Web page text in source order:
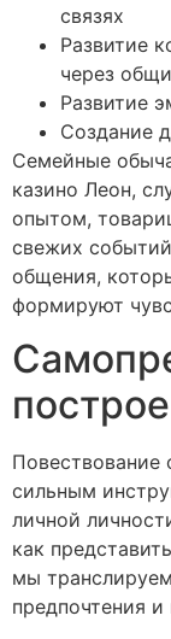
связях
Развитие
через
Развитие
Создание
Семейные
казино Леон,
опытом,
свежих
общения,
формируют
Повествование
сильным
личной
как
мы
предпочтения и